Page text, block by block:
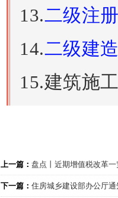
13.二级注
14.二级建
15.建筑施
上一篇： 盘点丨近期增值税改革
下一篇： 住房城乡建设部办公厅